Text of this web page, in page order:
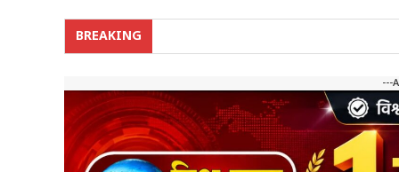
BREAKING
---